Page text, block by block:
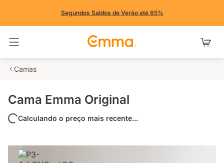
Segundos Saldos de Verão até 65%
Camas
Cama Emma Original
Calculando o preço mais recente...